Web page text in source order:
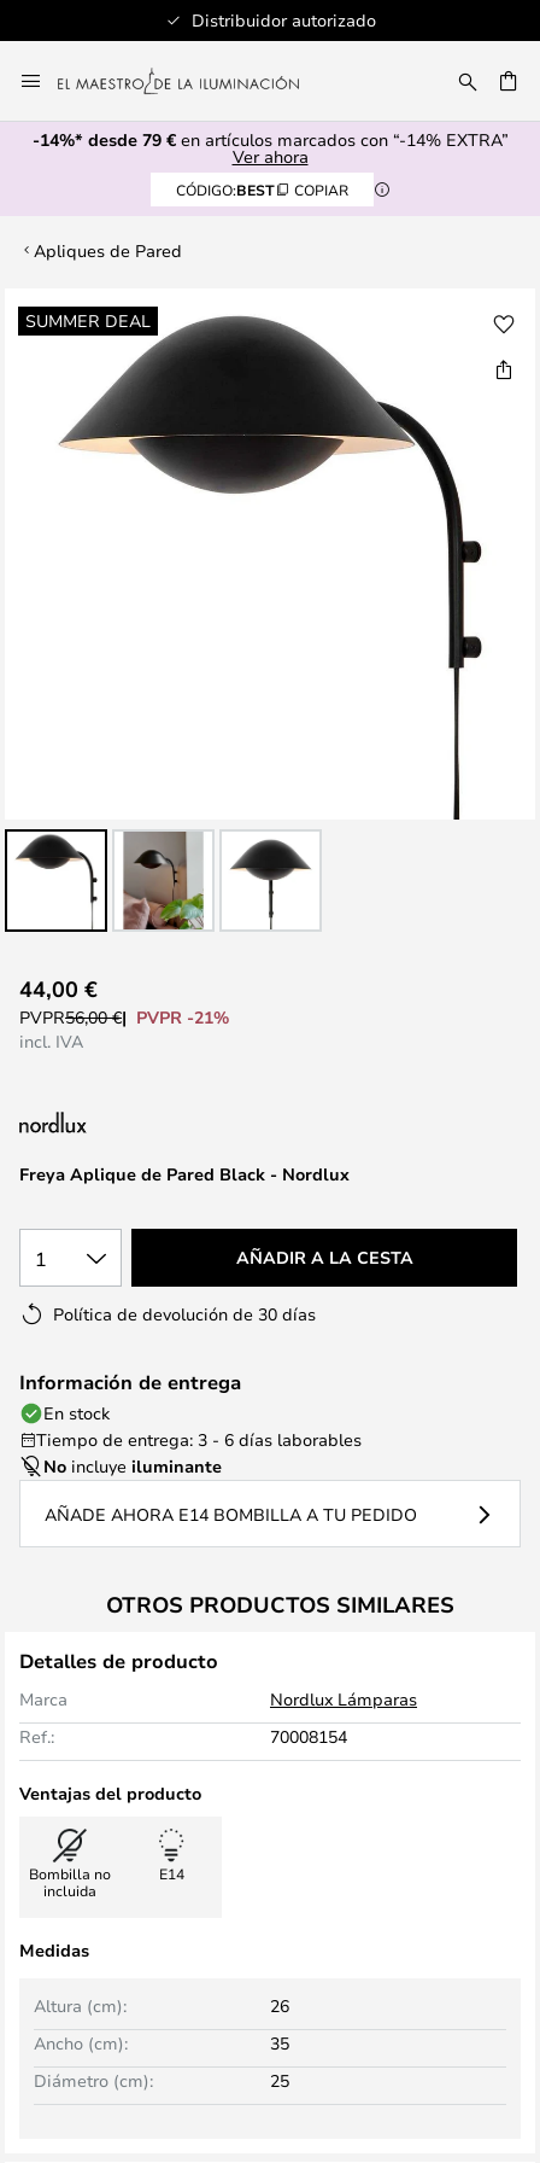
Distribuidor autorizado
al
contenido
-14%* desde 79 €en artículos marcados con “-14% EXTRA”
Ver ahora
CÓDIGO:BEST COPIAR
Apliques de Pared
SUMMER DEAL
Saltar
al
galería
al
comienzo
galería
imágenes
Freya Aplique de Pared Black - Nordlux
44,00 €
PVPR56,00 €
PVPR -21%
incl. IVA
1 AÑADIR A LA CESTA
Política de devolución de 30 días
Información de entrega
En stock
Tiempo de entrega: 3 - 6 días laborables
No incluye iluminante
AÑADE AHORA E14 BOMBILLA A TU PEDIDO
OTROS PRODUCTOS SIMILARES
Detalles de producto
Marca
Nordlux Lámparas
Ref.:
70008154
Ventajas del producto
Bombilla no
incluida
E14
Medidas
Ancho (cm): 35
Altura (cm): 26
Diámetro (cm): 25